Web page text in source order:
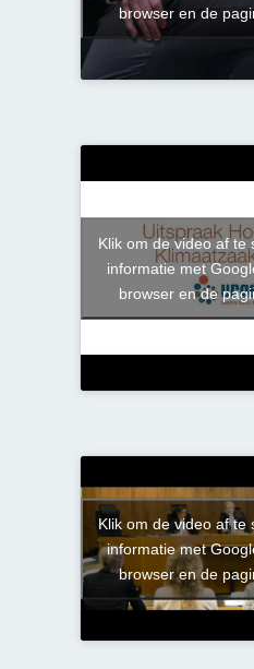
browser en de
Klik om de video af te
informatie met
browser en de
Klik om de video af te
informatie met
browser en de